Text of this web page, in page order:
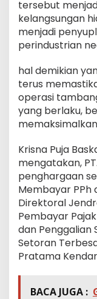
tersebut
kelangsungan
menjadi
perindustrian
hal demikian
terus
operasi
yang berlaku,
Krisna Puja
mengatakan,
penghargaan
Membayar PPh
Direktoral
Pembayar
dan Penggalian
Setoran
Pratama
BACA JUGA :